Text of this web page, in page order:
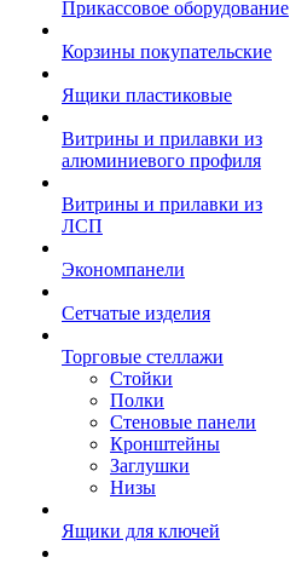
Прикассовое оборудование
Корзины покупательские
Ящики пластиковые
Витрины и прилавки из
алюминиевого профиля
Витрины и прилавки из
ЛСП
Экономпанели
Сетчатые изделия
Торговые стеллажи
Стойки
Полки
Стеновые панели
Кронштейны
Заглушки
Низы
Ящики для ключей